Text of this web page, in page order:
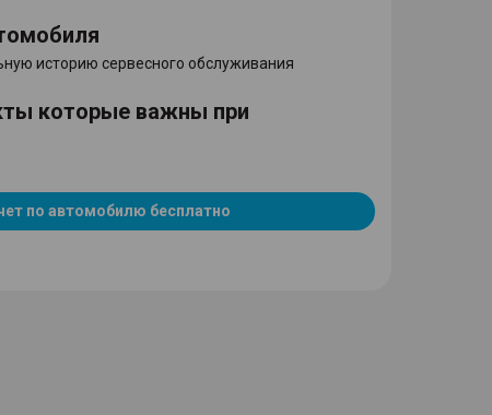
историю сервесного обслуживания
которые важны при
по автомобилю бесплатно